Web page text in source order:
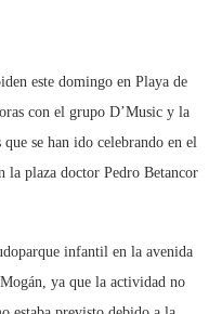
este domingo en Playa de
con el grupo D’Music y la
se han ido celebrando en el
la plaza doctor Pedro Betancor
infantil en la avenida
ya que la actividad no